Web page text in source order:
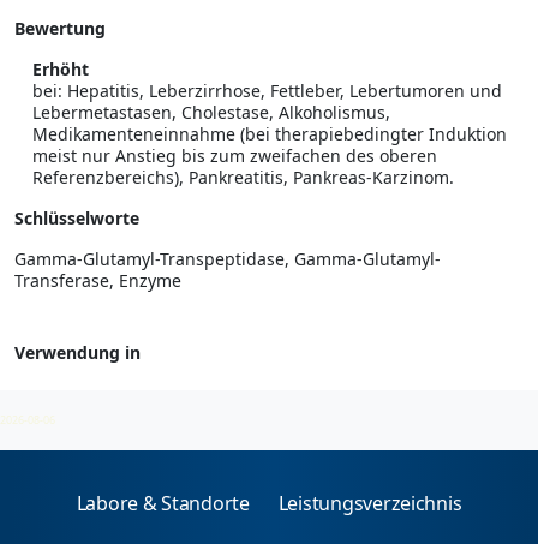
Bewertung
Erhöht
bei: Hepatitis, Leberzirrhose, Fettleber, Lebertumoren und
Lebermetastasen, Cholestase, Alkoholismus,
Medikamenteneinnahme (bei therapiebedingter Induktion
meist nur Anstieg bis zum zweifachen des oberen
Referenzbereichs), Pankreatitis, Pankreas-Karzinom.
Schlüsselworte
Gamma-Glutamyl-Transpeptidase, Gamma-Glutamyl-
Transferase, Enzyme
Verwendung in
2026-08-06
Labore & Standorte Leistungsverzeichnis